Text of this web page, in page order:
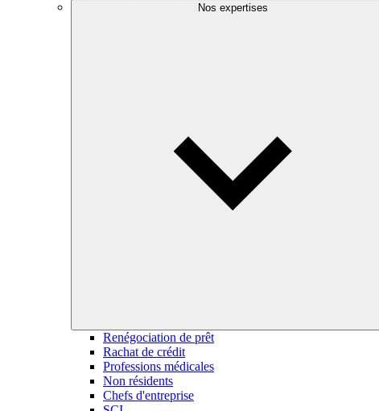
Nos expertises
Renégociation de prêt
Rachat de crédit
Professions médicales
Non résidents
Chefs d'entreprise